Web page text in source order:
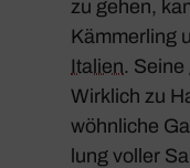
zu gehen,
Kämmer­ling
Italien.
Wirk­lich zu
wöhn­liche
lung voller